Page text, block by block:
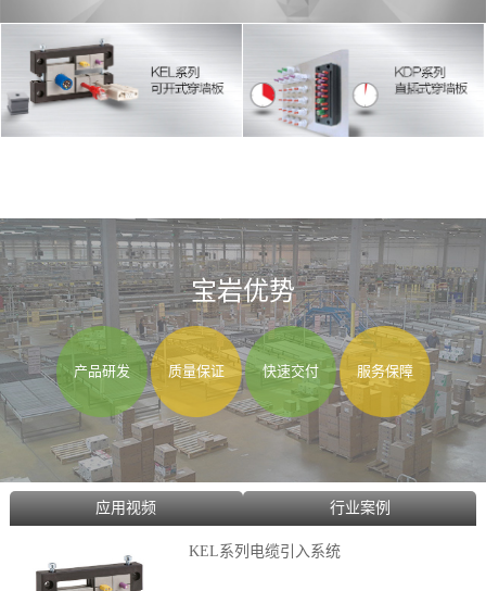
宝岩优势
产品研发 质量保证 快速交付 服务保障
应用视频 行业案例
KEL系列电缆引入系统